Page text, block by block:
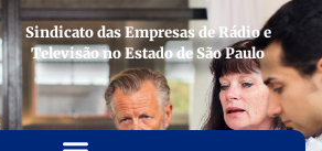
Sindicato das Empresas de Rádio e
Televisão no Estado de São Paulo